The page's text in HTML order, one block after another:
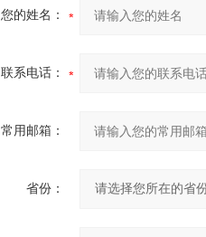
您的姓名：
联系电话：
常用邮箱：
省份：